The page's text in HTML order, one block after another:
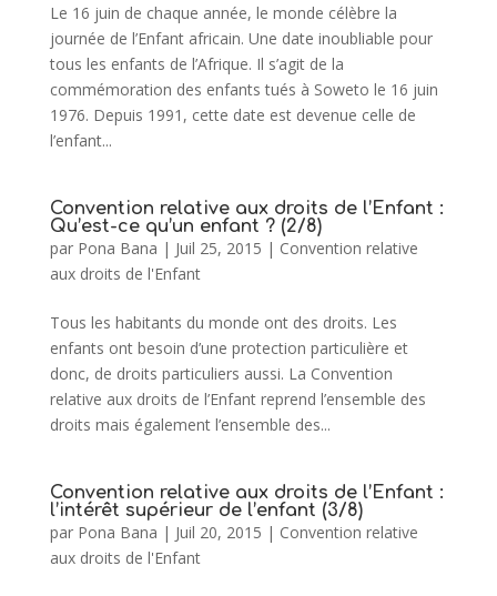
Le 16 juin de chaque année, le monde célèbre la
journée de l’Enfant africain. Une date inoubliable pour
tous les enfants de l’Afrique. Il s’agit de la
commémoration des enfants tués à Soweto le 16 juin
1976. Depuis 1991, cette date est devenue celle de
l’enfant...
Convention relative aux droits de l’Enfant :
Qu’est-ce qu’un enfant ? (2/8)
par Pona Bana | Juil 25, 2015 | Convention relative
aux droits de l'Enfant
Tous les habitants du monde ont des droits. Les
enfants ont besoin d’une protection particulière et
donc, de droits particuliers aussi. La Convention
relative aux droits de l’Enfant reprend l’ensemble des
droits mais également l’ensemble des...
Convention relative aux droits de l’Enfant :
l’intérêt supérieur de l’enfant (3/8)
par Pona Bana | Juil 20, 2015 | Convention relative
aux droits de l'Enfant